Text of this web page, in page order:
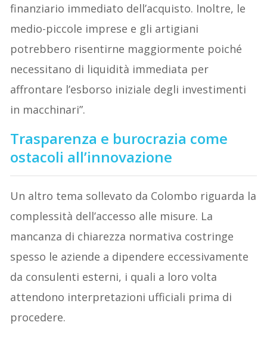
finanziario immediato dell’acquisto. Inoltre, le
medio-piccole imprese e gli artigiani
potrebbero risentirne maggiormente poiché
necessitano di liquidità immediata per
affrontare l’esborso iniziale degli investimenti
in macchinari”.
Trasparenza e burocrazia come
ostacoli all’innovazione
Un altro tema sollevato da Colombo riguarda la
complessità dell’accesso alle misure. La
mancanza di chiarezza normativa costringe
spesso le aziende a dipendere eccessivamente
da consulenti esterni, i quali a loro volta
attendono interpretazioni ufficiali prima di
procedere.